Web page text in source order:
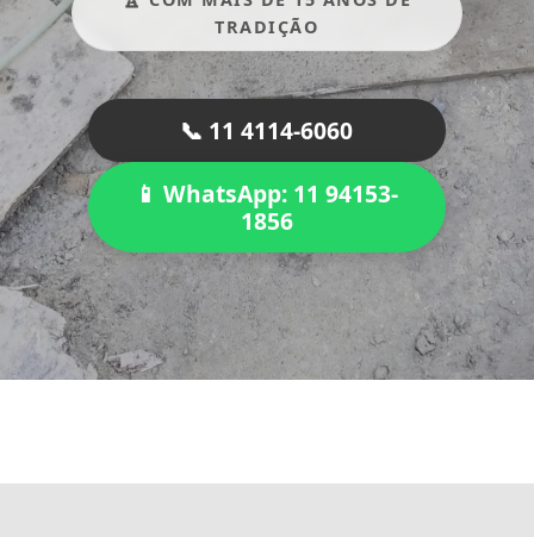
TRADIÇÃO
📞 11 4114-6060
📱 WhatsApp: 11 94153-
1856